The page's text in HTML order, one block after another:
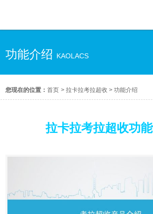
功能介绍 KAOLACS
您现在的位置：首页 >拉卡拉考拉超收 >功能介绍
拉卡拉考拉超收功